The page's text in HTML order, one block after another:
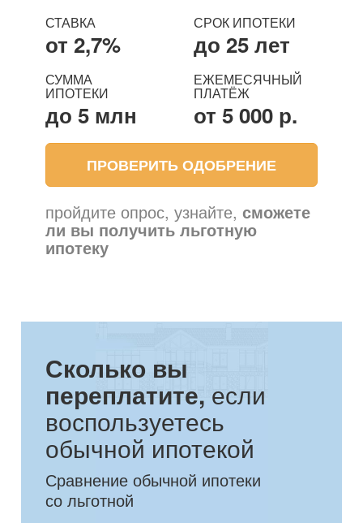
СТАВКА
от 2,7%
СРОК ИПОТЕКИ
до 25 лет
СУММА
ИПОТЕКИ
до 5 млн
ЕЖЕМЕСЯЧНЫЙ
ПЛАТЁЖ
от 5 000 р.
ПРОВЕРИТЬ ОДОБРЕНИЕ
пройдите опрос, узнайте,сможете
ли вы получить льготную
ипотеку
Сколько вы
переплатите, если
воспользуетесь
обычной ипотекой
Сравнение обычной ипотеки
со льготной